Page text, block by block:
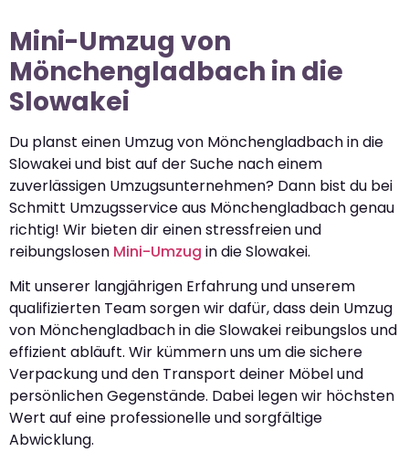
Mini-Umzug von
Mönchengladbach in die
Slowakei
Du planst einen Umzug von Mönchengladbach in die
Slowakei und bist auf der Suche nach einem
zuverlässigen Umzugsunternehmen? Dann bist du bei
Schmitt Umzugsservice aus Mönchengladbach genau
richtig! Wir bieten dir einen stressfreien und
reibungslosen Mini-Umzug in die Slowakei.
Mit unserer langjährigen Erfahrung und unserem
qualifizierten Team sorgen wir dafür, dass dein Umzug
von Mönchengladbach in die Slowakei reibungslos und
effizient abläuft. Wir kümmern uns um die sichere
Verpackung und den Transport deiner Möbel und
persönlichen Gegenstände. Dabei legen wir höchsten
Wert auf eine professionelle und sorgfältige
Abwicklung.